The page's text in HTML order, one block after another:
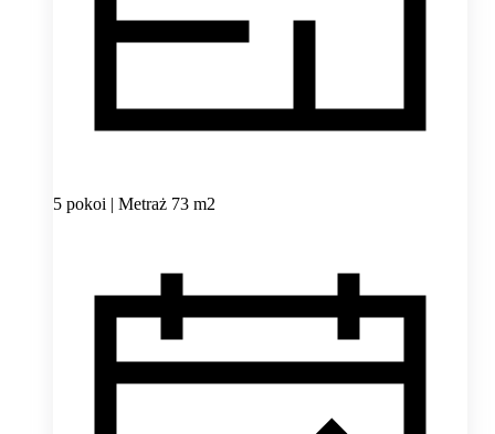
5 pokoi | Metraż 73 m2